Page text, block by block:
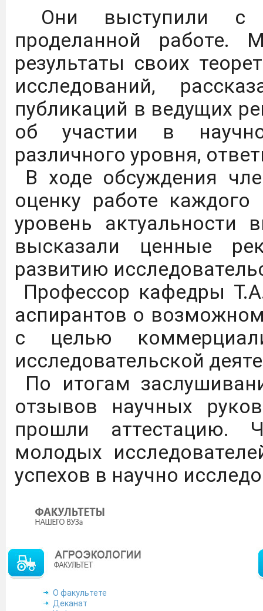
Издательство Дашков
В Дагестане
авиации.Подробнее
С 01.09.25 по 31.08.26
доступ к
"Просвещение" ЭБС
следующей ссылке:
Цифровые плакаты,
осмотрительности
телекоммуникационных
Дагестанский
агротехнологических
Дагестанский
имени М.М.
2027 года в
национального проекта
продовольственной
обеспечение
предприятий на
Подробнее
Они выступили с
проделанной работе.
результаты своих
исследований,
публикаций в ведущих
об участии в научно-
различного уровня,
В ходе обсуждения
оценку работе
уровень актуальности
высказали ценные
развитию
Профессор кафедры
аспирантов о
с целью
исследовательской
По итогам
отзывов научных
прошли аттестацию.
молодых
успехов в научно
О факультете
Деканат